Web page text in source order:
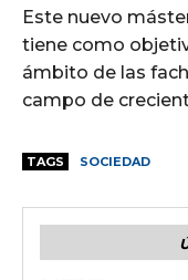
Este nuevo
tiene como
ámbito de las
campo de
TAGS SOCIEDAD